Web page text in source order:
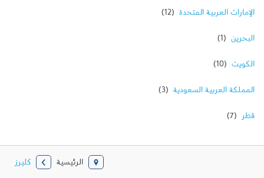
الإمارات العربية المتحدة
البحرين
الكويت
المملكة العربية السعودية
قطر
الرئيسية كليرز